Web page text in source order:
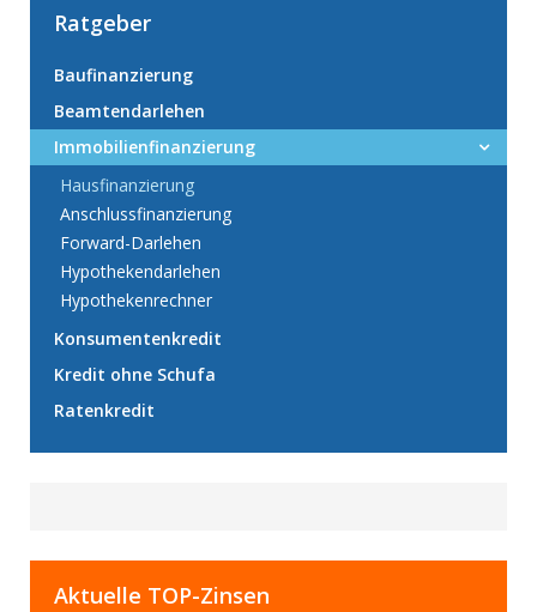
Ratgeber
Baufinanzierung
Beamtendarlehen
Immobilienfinanzierung
Hausfinanzierung
Anschlussfinanzierung
Forward-Darlehen
Hypothekendarlehen
Hypothekenrechner
Konsumentenkredit
Kredit ohne Schufa
Ratenkredit
Aktuelle TOP-Zinsen